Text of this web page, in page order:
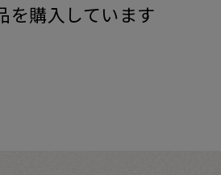
を購入しています